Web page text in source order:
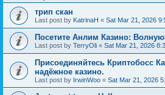
трип скан
Last post by KatrinaH « Sat Mar 21, 2026
Посетите Анлим Казино:
Last post by TerryOli « Sat Mar 21, 2026
Присоединяйтесь Криптобосс
надёжное казино.
Last post by IrwinWoo « Sat Mar 21, 2026